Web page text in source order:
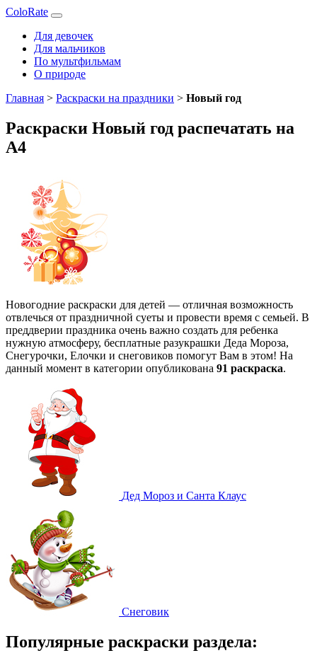
ColoRate
Для девочек
Для мальчиков
По мультфильмам
О природе
Главная > Раскраски на праздники > Новый год
Раскраски Новый год распечатать на
А4
Новогодние раскраски для детей — отличная возможность
отвлечься от праздничной суеты и провести время с семьей. В
преддверии праздника очень важно создать для ребенка
нужную атмосферу, бесплатные разукрашки Деда Мороза,
Снегурочки, Елочки и снеговиков помогут Вам в этом! На
данный момент в категории опубликована 91 раскраска.
Дед Мороз и Санта Клаус
Снеговик
Популярные раскраски раздела: